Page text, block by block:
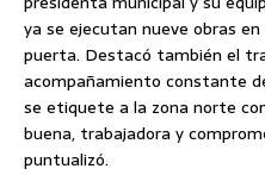
ya se ejecutan nueve obras
puerta. Destacó también el
acompañamiento constante
se etiquete a la zona norte
buena, trabajadora y
puntualizó.